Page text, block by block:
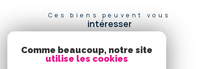
Ces biens peuvent vous
intéresser
Comme beaucoup, notre site
utilise les cookies